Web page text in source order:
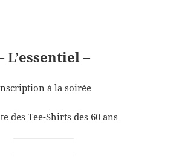
L’essentiel –
à la soirée
des Tee-Shirts des 60 ans